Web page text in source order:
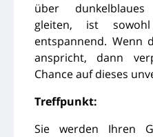
über
gleiten, ist
entspannend. Wenn
anspricht, dann
Chance auf dieses
Treffpunkt:
Sie werden Ihren